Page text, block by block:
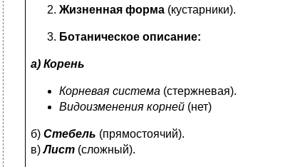
Жизненная форма (кустарники).
Ботаническое описание:
а) Корень
Корневая система (стержневая).
Видоизменения корней (нет)
б) Стебель (прямостоячий).
в)Лист (сложный).